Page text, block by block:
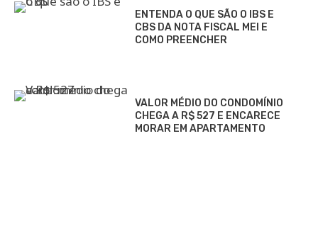
ENTENDA O QUE SÃO O IBS E
CBS DA NOTA FISCAL MEI E
COMO PREENCHER
VALOR MÉDIO DO CONDOMÍNIO
CHEGA A R$ 527 E ENCARECE
MORAR EM APARTAMENTO